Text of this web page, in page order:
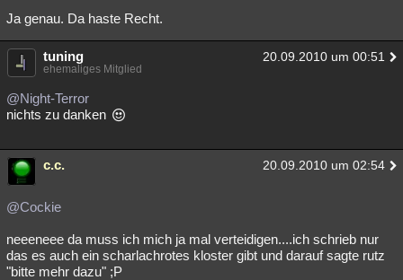
Lesenswert Schlüsselwörter
Ja genau. Da haste Recht.
tuning 20.09.2010 um 00:51
ehemaliges Mitglied
@Night-Terror
nichts zu danken
c.c. 20.09.2010 um 02:54
@Cockie
neeeneee da muss ich mich ja mal verteidigen....ich schrieb nur
das es auch ein scharlachrotes kloster gibt und darauf sagte rutz
"bitte mehr dazu" ;P